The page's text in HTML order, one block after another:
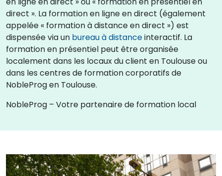
direct ». La formation en ligne en direct (également
appelée « formation à distance en direct ») est
dispensée via un bureau à distanceinteractif. La
formation en présentiel peut être organisée
localement dans les locaux du client en Toulouse ou
dans les centres de formation corporatifs de
NobleProg en Toulouse.
NobleProg – Votre partenaire de formation local